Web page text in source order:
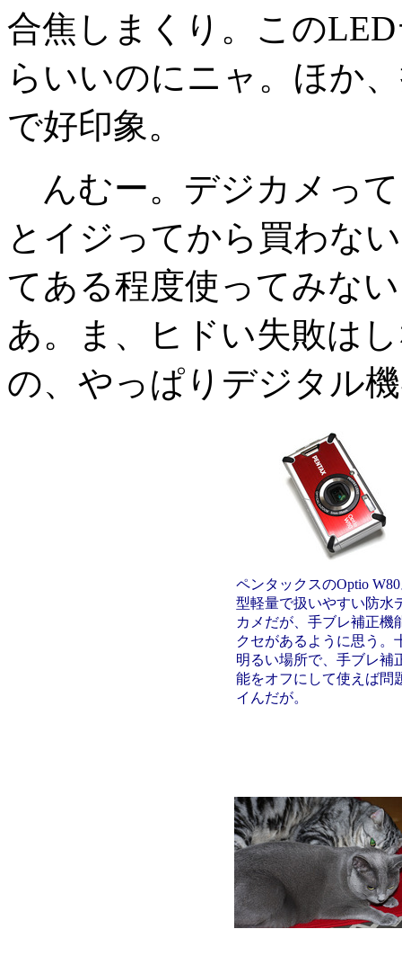
合焦しまくり。この
らいいのにニャ。ほか
で好印象。
んむー。デジカメっ
とイジってから買わな
てある程度使ってみな
あ。ま、ヒドい失敗は
の、やっぱりデジタル
ペンタックスのOptio
型軽量で扱いやすい防水
カメだが、手ブレ補正機
クセがあるように思う。
明るい場所で、手ブレ補
能をオフにして使えば問
イんだが。